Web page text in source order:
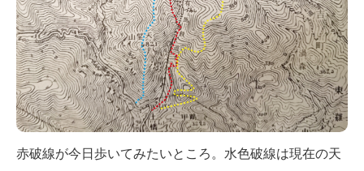
赤破線が今日歩いてみたいところ。水色破線は現在の天